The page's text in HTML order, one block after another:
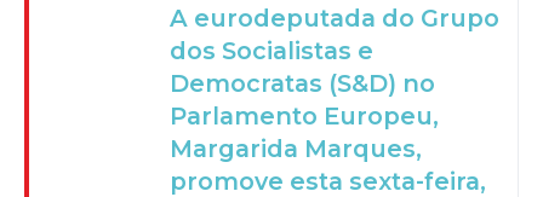
A eurodeputada do Grupo
dos Socialistas e
Democratas (S&D) no
Parlamento Europeu,
Margarida Marques,
promove esta sexta-feira,